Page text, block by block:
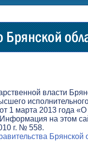
власти
1 марта 2013 года
на этом
г. № 558.
Брянской